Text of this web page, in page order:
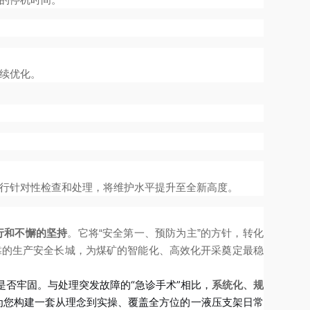
优化。
对性检查和处理，将维护水平提升至全新高度。
和不懈的坚持。它将“安全第一、预防为主”的方针，转化
生产安全长城，为煤矿的智能化、高效化开采奠定最稳
牢固。与处理突发故障的“急诊手术”相比， 系统化、规
构建一套从理念到实操、覆盖全方位的一液压支架日常